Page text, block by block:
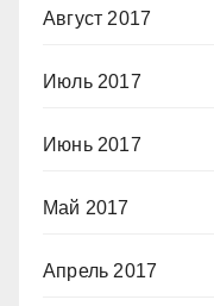
Август 2017
Июль 2017
Июнь 2017
Май 2017
Апрель 2017